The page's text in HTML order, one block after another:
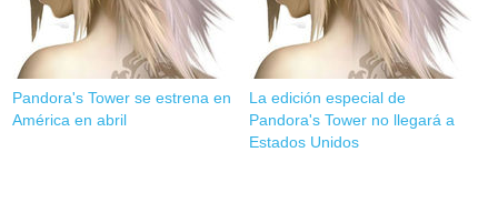
Pandora's Tower se estrena en
América en abril
La edición especial de
Pandora's Tower no llegará a
Estados Unidos